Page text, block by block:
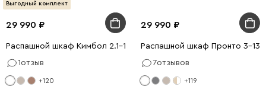
Выгодный комплект
29 990
Распашной шкаф Кимбол 2.1-100x280 Белый
1отзыв
+120
29 990
Распашной шкаф Пронто 3-
7отзывов
+119